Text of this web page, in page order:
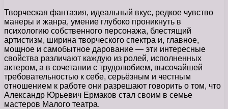
Творческая фантазия, идеальный вкус, редкое чувство
манеры и жанра, умение глубоко проникнуть в
психологию собственного персонажа, блестящий
артистизм, ширина творческого спектра и, главное,
мощное и самобытное дарование — эти интересные
свойства различают каждую из ролей, исполненных
актером, а в сочетании с трудолюбием, высочайшей
требовательностью к себе, серьёзным и честным
отношением к работе они разрешают говорить о том, что
Александр Юрьевич Ермаков стал своим в семье
мастеров Малого театра.